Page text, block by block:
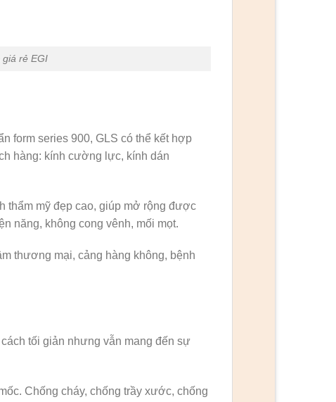
rẻ EGI
form series 900, GLS có thể kết hợp
hàng: kính cường lực, kính dán
thẩm mỹ đẹp cao, giúp mở rộng được
năng, không cong vênh, mối mọt.
thương mại, cảng hàng không, bệnh
tối giản nhưng vẫn mang đến sự
Chống cháy, chống trầy xước, chống